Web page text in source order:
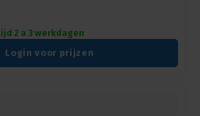
2 a 3 werkdagen
Login voor prijzen